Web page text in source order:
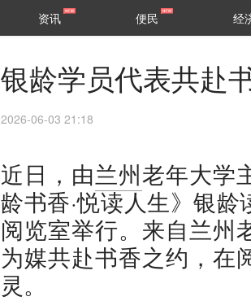
区县
资讯 便民 经
银龄学员代表共赴
2026-06-03 21:18
近日，由兰州老年大学
龄书香·悦读人生》银
阅览室举行。来自兰州
为媒共赴书香之约，在
灵。